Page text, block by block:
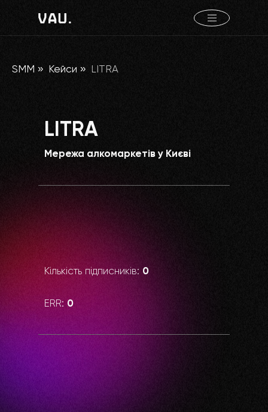
SMM » Кейси » LITRA
LITRA
Мережа алкомаркетів у Києві
Кількість підписників: 0
ERR: 0